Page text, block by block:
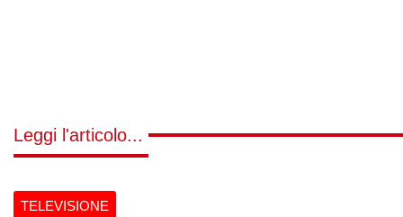
Leggi l'articolo...
TELEVISIONE